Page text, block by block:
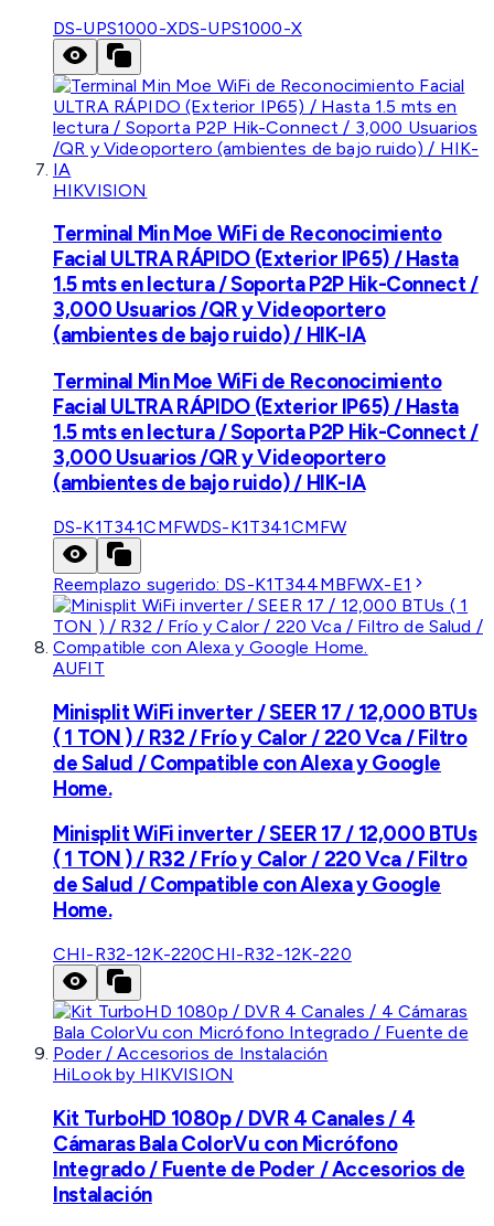
DS-UPS1000-XDS-UPS1000-X
HIKVISION
Terminal Min Moe WiFi de Reconocimiento
Facial ULTRA RÁPIDO (Exterior IP65) / Hasta
1.5 mts en lectura / Soporta P2P Hik-Connect /
3,000 Usuarios /QR y Videoportero
(ambientes de bajo ruido) / HIK-IA
Terminal Min Moe WiFi de Reconocimiento
Facial ULTRA RÁPIDO (Exterior IP65) / Hasta
1.5 mts en lectura / Soporta P2P Hik-Connect /
3,000 Usuarios /QR y Videoportero
(ambientes de bajo ruido) / HIK-IA
DS-K1T341CMFWDS-K1T341CMFW
Reemplazo sugerido: DS-K1T344MBFWX-E1
AUFIT
Minisplit WiFi inverter / SEER 17 / 12,000 BTUs
( 1 TON ) / R32 / Frío y Calor / 220 Vca / Filtro
de Salud / Compatible con Alexa y Google
Home.
Minisplit WiFi inverter / SEER 17 / 12,000 BTUs
( 1 TON ) / R32 / Frío y Calor / 220 Vca / Filtro
de Salud / Compatible con Alexa y Google
Home.
CHI-R32-12K-220CHI-R32-12K-220
HiLook by HIKVISION
Kit TurboHD 1080p / DVR 4 Canales / 4
Cámaras Bala ColorVu con Micrófono
Integrado / Fuente de Poder / Accesorios de
Instalación